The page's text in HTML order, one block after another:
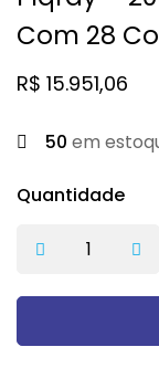
Com 28
R$ 15.951,06
50 em
Quantidade